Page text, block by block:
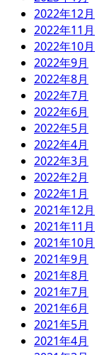
2022年12月
2022年11月
2022年10月
2022年9月
2022年8月
2022年7月
2022年6月
2022年5月
2022年4月
2022年3月
2022年2月
2022年1月
2021年12月
2021年11月
2021年10月
2021年9月
2021年8月
2021年7月
2021年6月
2021年5月
2021年4月